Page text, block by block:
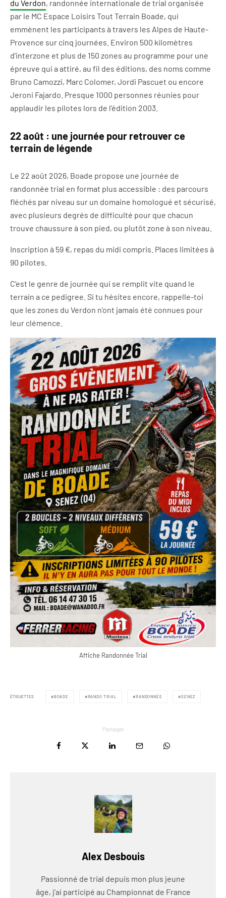
du Verdon, randonnée internationale de trial organisée
par le MC Espace Loisirs Tout Terrain Boade, qui
emmènent les participants à travers les Alpes de Haute-
Provence sur cinq journées. Environ 500 kilomètres
d’interzone et plus de 150 zones au programme pour une
épreuve qui a attiré, au fil des éditions, des noms comme
Bruno Camozzi, Marc Colomer, Jordi Pascuet ou encore
Jeroni Fajardo. Presque 1000 personnes réunies pour
applaudir les pilotes lors de l’édition 2003.
22 août : une journée pour retrouver ce
terrain de légende
Le 22 août 2026, Boade propose une journée de
randonnée trial en format plus accessible : des parcours
fléchés par niveau sur un domaine homologué et sécurisé,
avec plusieurs degrés de difficulté pour que chacun
trouve chaussure à son pied, ou plutôt zone à son niveau.
Inscription à 59 €, repas du midi compris. Places limitées à
90 pilotes.
C’est le genre de journée qui se remplit vite quand le
terrain a ce pedigree. Si tu hésites encore, rappelle-toi
que les zones du Verdon n’ont jamais été connues pour
leur clémence.
Affiche Randonnée Trial
ÉTIQUETTES BOADE RANDO TRIAL RANDONNÉE SENEZ
Partager
Alex Desbouis
Passionné de trial depuis mon plus jeune
âge, j’ai participé au Championnat de France